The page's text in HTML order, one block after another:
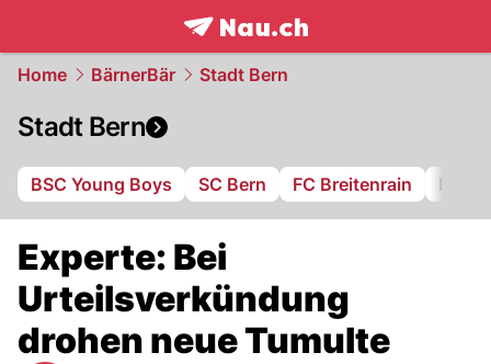
frontpage.NAU.ch
Home BärnerBär Stadt Bern
Stadt Bern
BSC Young Boys SC Bern FC Breitenrain BSV
Experte: Bei
Urteilsverkündung
drohen neue Tumulte